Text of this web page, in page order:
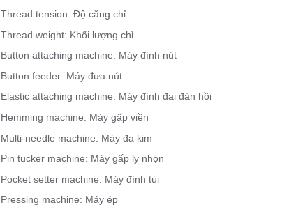
Thread tension: Độ căng chỉ
Thread weight: Khối lượng chỉ
Button attaching machine: Máy đính nút
Button feeder: Máy đưa nút
Elastic attaching machine: Máy đính đai đàn hồi
Hemming machine: Máy gấp viền
Multi-needle machine: Máy đa kim
Pin tucker machine: Máy gấp ly nhọn
Pocket setter machine: Máy đính túi
Pressing machine: Máy ép